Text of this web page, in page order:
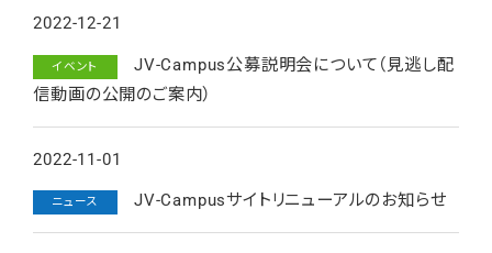
2022-12-21
イベント
JV-Campus公募説明会について（見逃し配
信動画の公開のご案内）
2022-11-01
ニュース JV-Campusサイトリニューアルのお知らせ